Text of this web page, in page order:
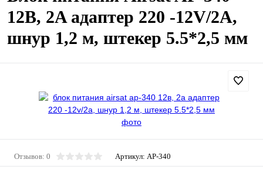
12В, 2A адаптер 220 -12V/2A,
шнур 1,2 м, штекер 5.5*2,5 мм
Отзывов: 0 Артикул: AP-340